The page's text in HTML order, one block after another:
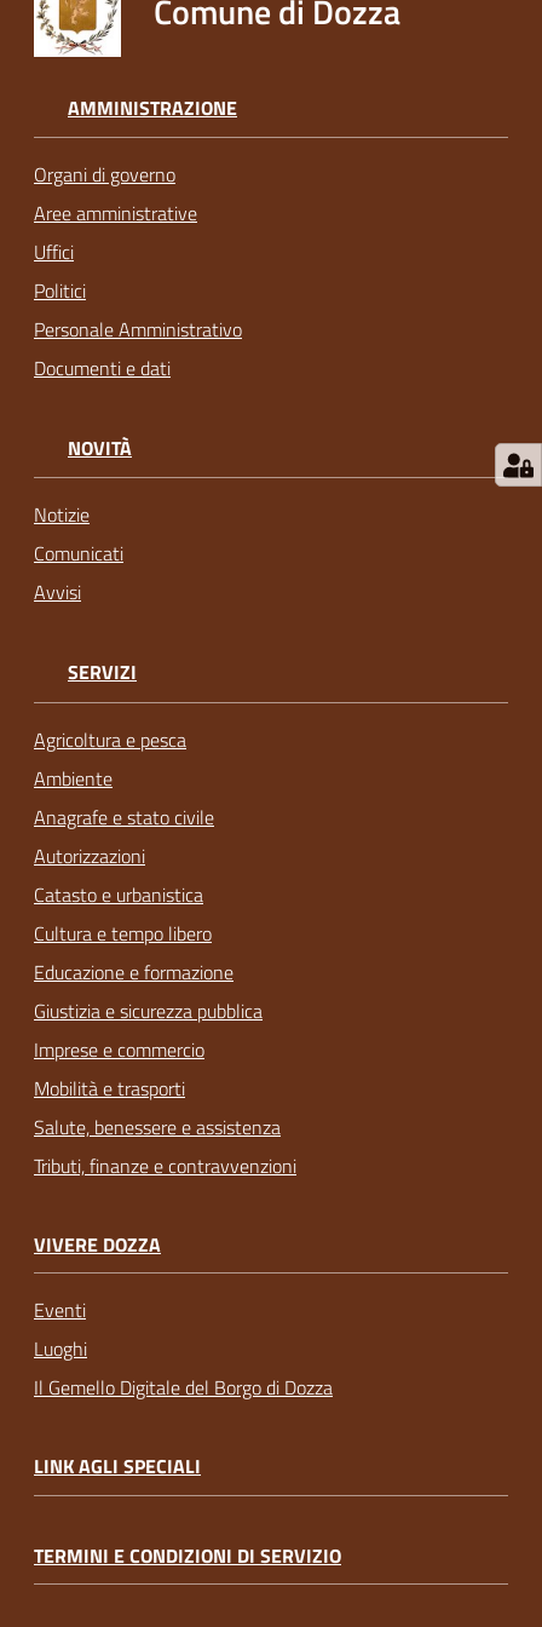
Comune di Dozza
AMMINISTRAZIONE
Organi di governo
Aree amministrative
Uffici
Politici
Personale Amministrativo
Documenti e dati
NOVITÀ
Notizie
Comunicati
Avvisi
SERVIZI
Agricoltura e pesca
Ambiente
Anagrafe e stato civile
Autorizzazioni
Catasto e urbanistica
Cultura e tempo libero
Educazione e formazione
Giustizia e sicurezza pubblica
Imprese e commercio
Mobilità e trasporti
Salute, benessere e assistenza
Tributi, finanze e contravvenzioni
VIVERE DOZZA
Eventi
Luoghi
Il Gemello Digitale del Borgo di Dozza
LINK AGLI SPECIALI
TERMINI E CONDIZIONI DI SERVIZIO